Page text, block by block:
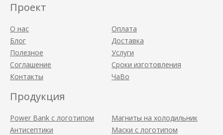
Проект
О нас
Блог
Полезное
Соглашение
Контакты
Оплата
Доставка
Услуги
Сроки изготовления
ЧаВо
Продукция
Power Bank с логотипом
Антисептики
Магниты на холодильник
Маски с логотипом